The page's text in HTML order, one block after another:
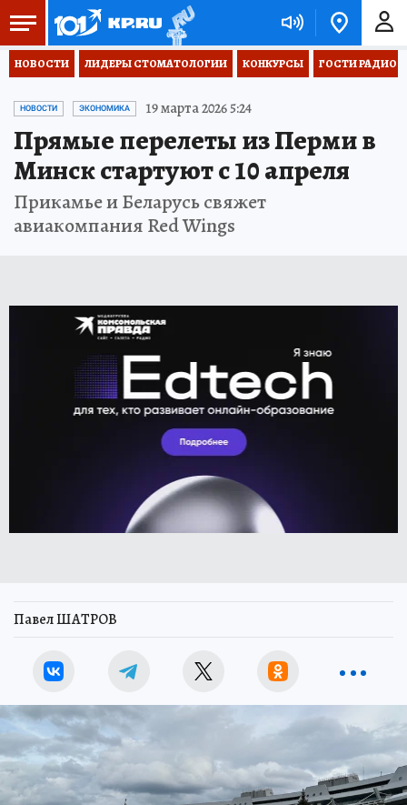
НОВОСТИ ЛИДЕРЫ СТОМАТОЛОГИИ КОНКУРСЫ ГОСТИ РАДИО
НОВОСТИ ЭКОНОМИКА 19 марта 2026 5:24
Прямые перелеты из Перми в
Минск стартуют с 10 апреля
Прикамье и Беларусь свяжет
авиакомпания Red Wings
Павел ШАТРОВ